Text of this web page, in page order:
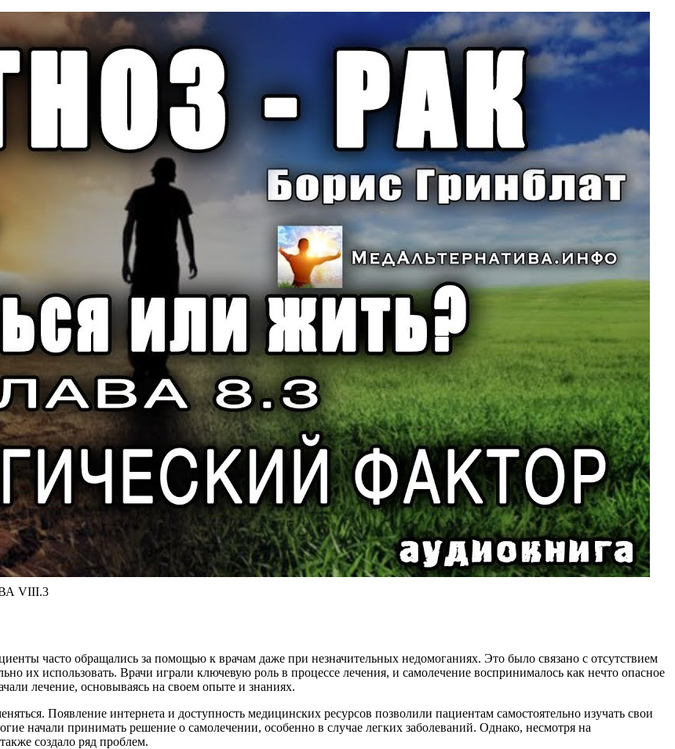
VIII.3
часто обращались за помощью к врачам даже при незначительных недомоганиях. Это было связано с отсутствием
их использовать. Врачи играли ключевую роль в процессе лечения, и самолечение воспринималось как нечто опасное
лечение, основываясь на своем опыте и знаниях.
Появление интернета и доступность медицинских ресурсов позволили пациентам самостоятельно изучать свои
начали принимать решение о самолечении, особенно в случае легких заболеваний. Однако, несмотря на
создало ряд проблем.